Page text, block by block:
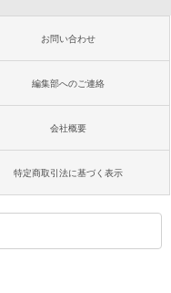
お問い合わせ
編集部へのご連絡
会社概要
特定商取引法に基づく表示